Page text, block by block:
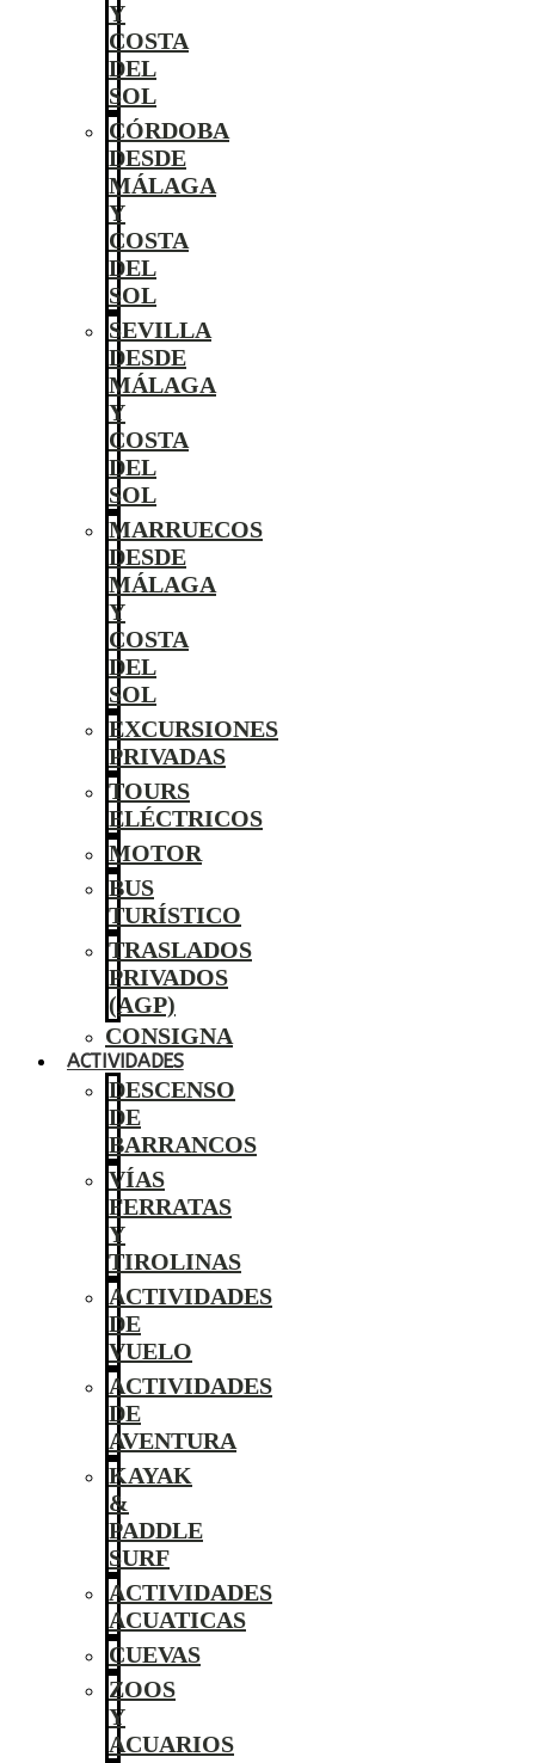
Y
COSTA
DEL
SOL
CÓRDOBA
DESDE
MÁLAGA
Y
COSTA
DEL
SOL
SEVILLA
DESDE
MÁLAGA
Y
COSTA
DEL
SOL
MARRUECOS
DESDE
MÁLAGA
Y
COSTA
DEL
SOL
EXCURSIONES
PRIVADAS
TOURS
ELÉCTRICOS
MOTOR
BUS
TURÍSTICO
TRASLADOS
PRIVADOS
(AGP)
CONSIGNA
ACTIVIDADES
DESCENSO
DE
BARRANCOS
VÍAS
FERRATAS
Y
TIROLINAS
ACTIVIDADES
DE
VUELO
ACTIVIDADES
DE
AVENTURA
KAYAK
&
PADDLE
SURF
ACTIVIDADES
ACUATICAS
CUEVAS
ZOOS
Y
ACUARIOS